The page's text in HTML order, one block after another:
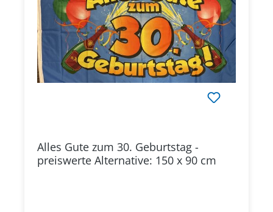
Alles Gute zum 30. Geburtstag -
preiswerte Alternative: 150 x 90 cm